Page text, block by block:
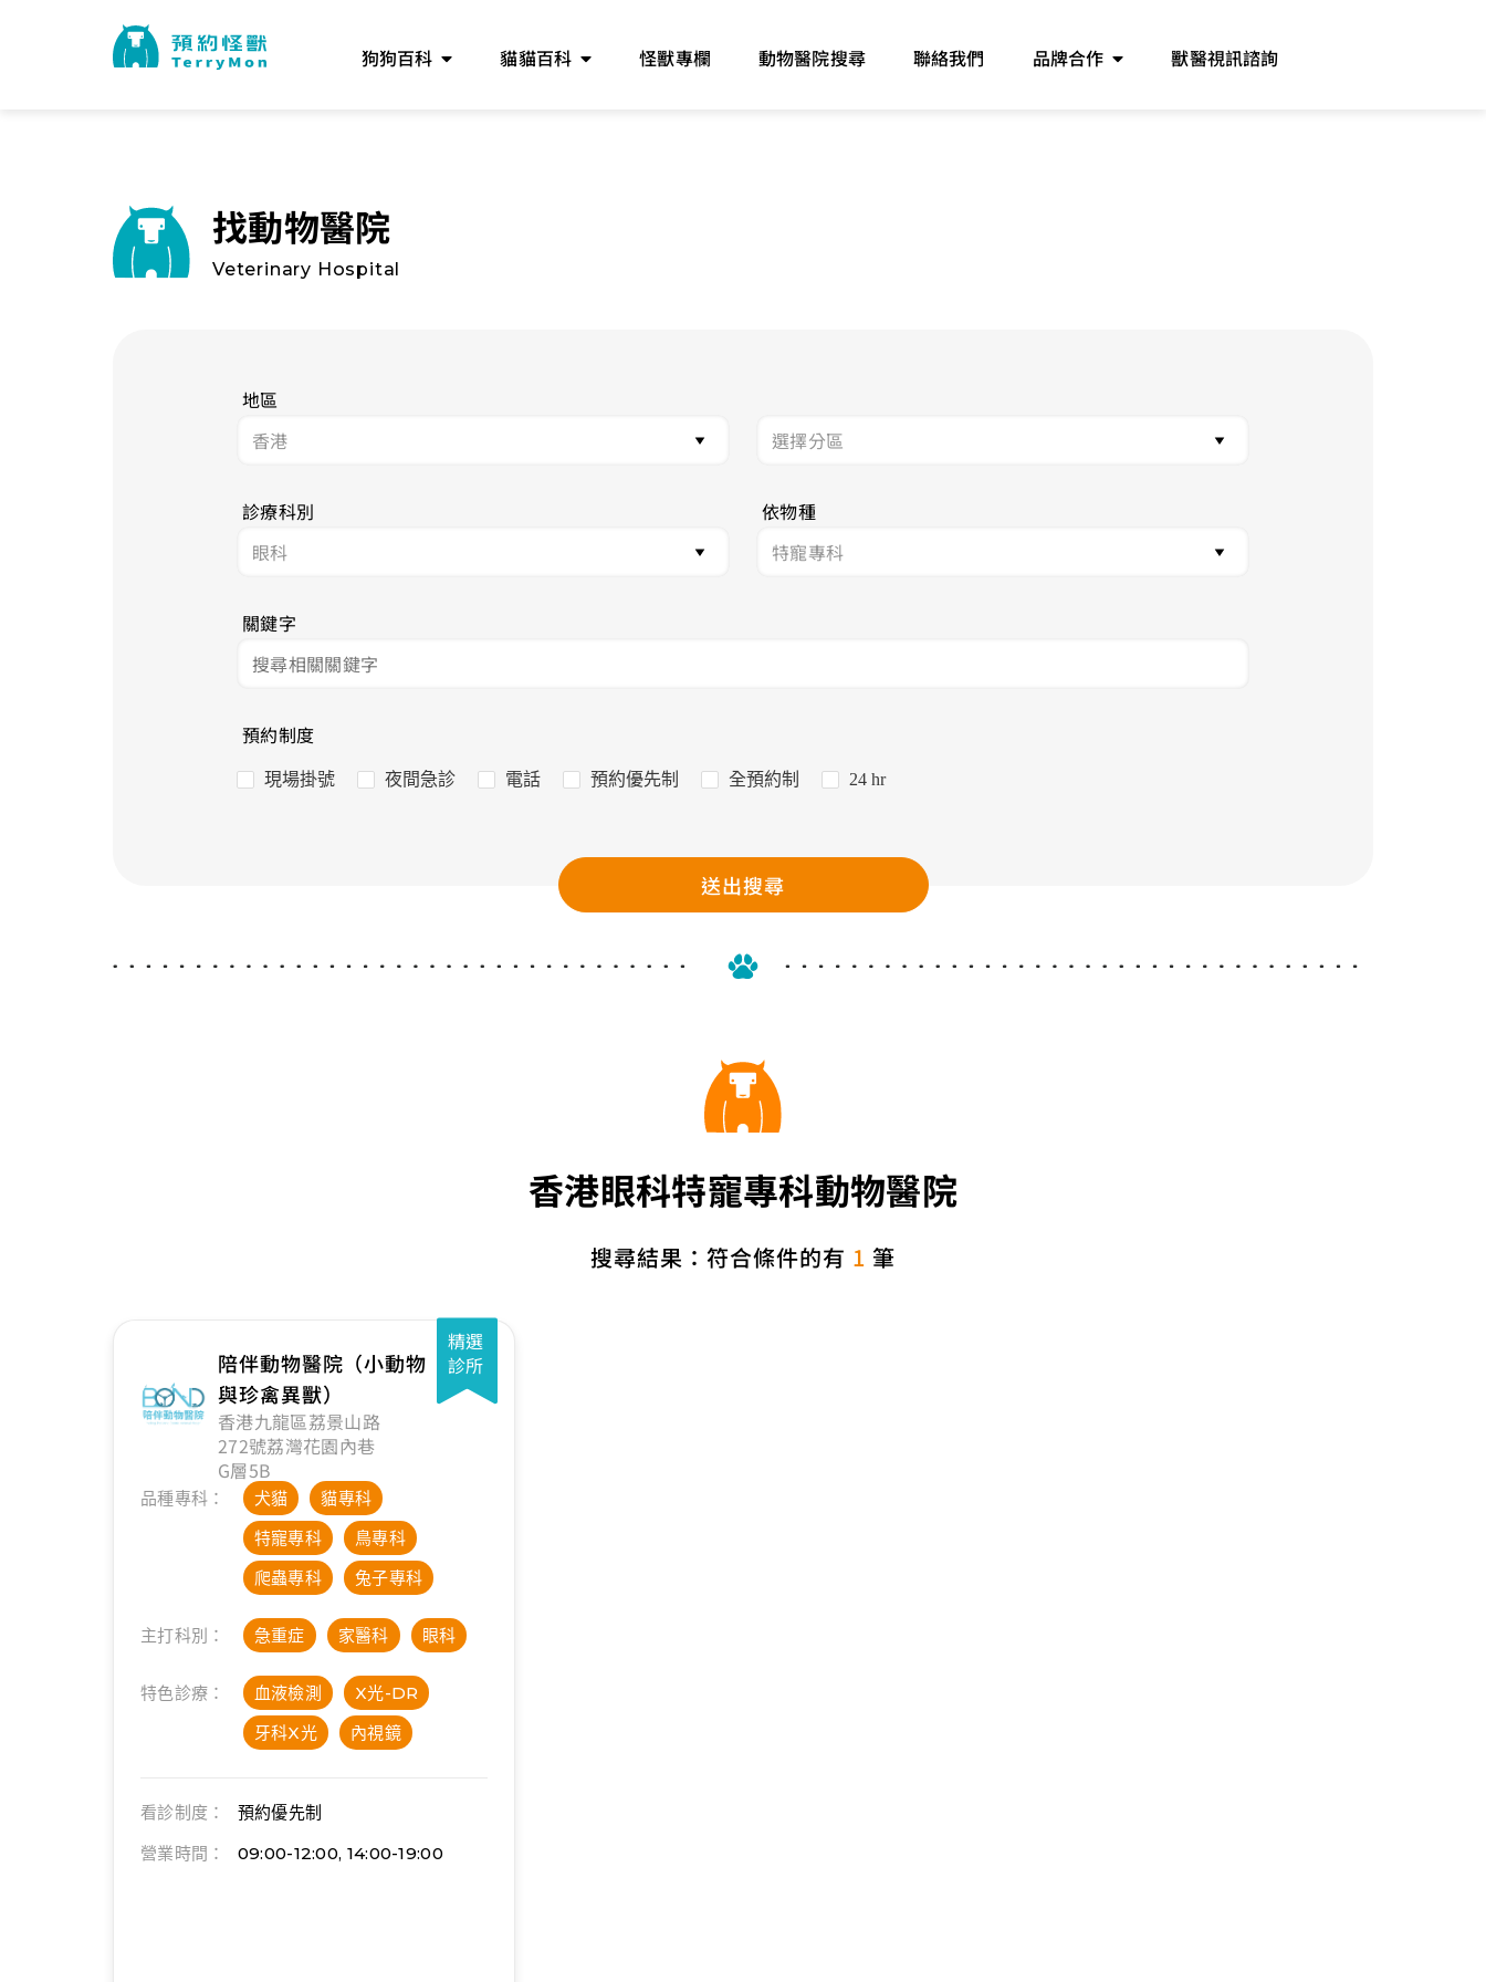
狗狗百科 貓貓百科 怪獸專欄 動物醫院搜尋 聯絡我們 品牌合作 獸醫視訊諮詢
找動物醫院
Veterinary Hospital
地區
診療科別 依物種
關鍵字
預約制度
現場掛號 夜間急診 電話 預約優先制 全預約制 24 hr
送出搜尋
香港眼科特寵專科動物醫院
搜尋結果：符合條件的有 1 筆
精選
診所
陪伴動物醫院（小動物
與珍禽異獸）
香港九龍區荔景山路
272號荔灣花園內巷
G層5B
品種專科： 犬貓
貓專科
特寵專科
鳥專科
爬蟲專科
兔子專科
主打科別： 急重症 家醫科 眼科
特色診療： 血液檢測
X光-DR
牙科X光
內視鏡
看診制度：
預約優先制
營業時間：
09:00-12:00, 14:00-19:00